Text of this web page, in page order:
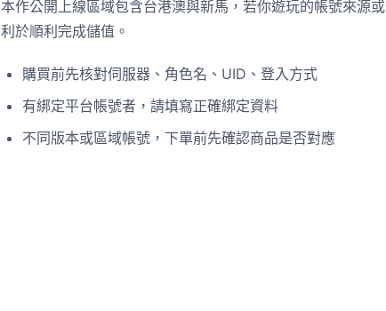
本作公開上線區域包含台港澳與新馬，若你遊玩的帳號來源
利於順利完成儲值。
購買前先核對伺服器、角色名、UID、登入方式
有綁定平台帳號者，請填寫正確綁定資料
不同版本或區域帳號，下單前先確認商品是否對應